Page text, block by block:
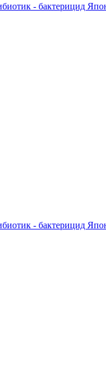
- бактерицид
- бактерицид